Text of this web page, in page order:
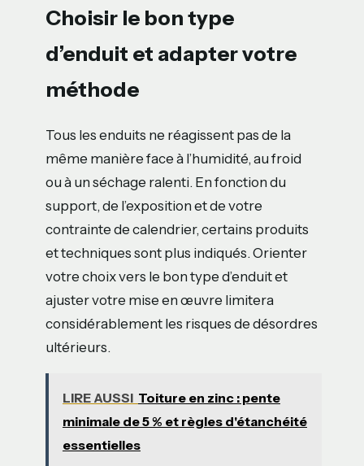
Choisir le bon type
d’enduit et adapter votre
méthode
Tous les enduits ne réagissent pas de la
même manière face à l’humidité, au froid
ou à un séchage ralenti. En fonction du
support, de l’exposition et de votre
contrainte de calendrier, certains produits
et techniques sont plus indiqués. Orienter
votre choix vers le bon type d’enduit et
ajuster votre mise en œuvre limitera
considérablement les risques de désordres
ultérieurs.
LIRE AUSSI Toiture en zinc : pente
minimale de 5 % et règles d'étanchéité
essentielles